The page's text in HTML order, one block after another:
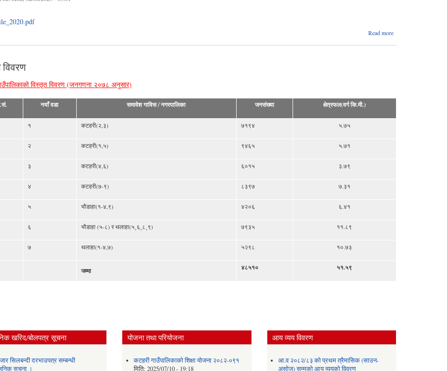
Read more
विस्तृत विवरण (जनगणना २०७८ अनुसार)
नयाँ वडा समावेश गाविस / नगरपालिका जनसंख्या क्षेत्रफल(वर्ग कि.मी.)
१ कटहरी(२,३) ७१९४ ५.७५
२ कटहरी(१,५) ९४६५ ५.७१
३ कटहरी(४,६) ६०१५ ३.७९
४ कटहरी(७-९) ८३९७ ७.३१
५ भौडाहा(१-४,९) ४२०६ ६.४१
६ भौडाहा (५-८) र थलाहा(५¸६¸८¸९) ७९३५ ११.८९
७ थलाहा(१-४,७) ५२९८ १०.७३
जम्मा ४८५१० ५१.५९
खरिद/बोलपत्र सूचना
सिलबन्दी दरभाउपत्र सम्बन्धी
सूचना ।
योजना तथा परियोजना
कटहरी गाउँपालिकाको शिक्षा योजना २०८२-०९१
मिति: 2025/07/10 - 19:18
आय व्यय विवरण
आ.व २०८२/८३ को प्रथम त्रैमासिक (साउन-
असोज) सम्मको आय व्ययको विवरण